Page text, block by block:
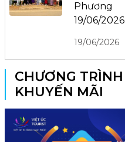
Phương
19/06/2026
19/06/2026
CHƯƠNG TRÌNH
KHUYẾN MÃI